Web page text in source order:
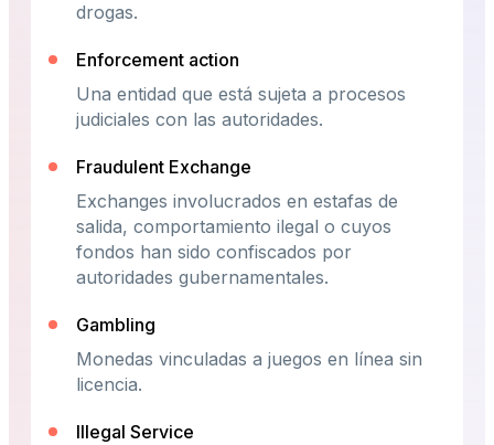
drogas.
Enforcement action
Una entidad que está sujeta a procesos
judiciales con las autoridades.
Fraudulent Exchange
Exchanges involucrados en estafas de
salida, comportamiento ilegal o cuyos
fondos han sido confiscados por
autoridades gubernamentales.
Gambling
Monedas vinculadas a juegos en línea sin
licencia.
Illegal Service